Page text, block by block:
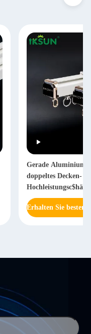
Gerade
doppeltes Decken-
Erhalten Sie besten